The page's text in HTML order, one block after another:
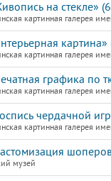
на стекле»
картинная галерея
картина»
картинная галерея
графика по
картинная галерея
чердачной
картинная галерея
музей